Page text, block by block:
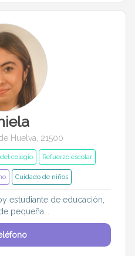
Huelva, 21500
colegio Refuerzo escolar
Cuidado de niños
estudiante de educación,
pequeña...